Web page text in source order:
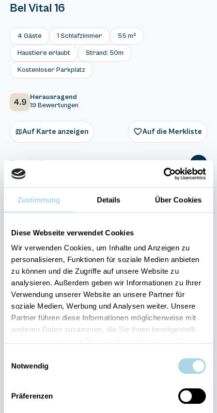
Zustimmung Details Über Cookies
Diese Webseite verwendet Cookies
Wir verwenden Cookies, um Inhalte und Anzeigen zu
personalisieren, Funktionen für soziale Medien anbieten
zu können und die Zugriffe auf unsere Website zu
analysieren. Außerdem geben wir Informationen zu Ihrer
Verwendung unserer Website an unsere Partner für
soziale Medien, Werbung und Analysen weiter. Unsere
Partner führen diese Informationen möglicherweise mit
weiteren Daten zusammen, die Sie ihnen bereitgestellt
Notwendig
Präferenzen
Bel Vital 16
4 Gäste 1 Schlafzimmer 55 m²
Haustiere erlaubt Strand: 50m
Kostenloser Parkplatz
4.9 Herausragend
19 Bewertungen
Auf Karte anzeigen Auf die Merkliste
Beschreibung
Ausstattung
19 Bewertungen
Ihre Vorteile auf einen Blick:
Bestpreis-Garantie für Ihren Urlaub
Flexible An- und Abreise 24/7 möglich
Risikofrei bis 60 Tage vorher stornieren
Sofortige Buchungsbestätigung
Persönlicher Gästeservice vor Ort Transparente